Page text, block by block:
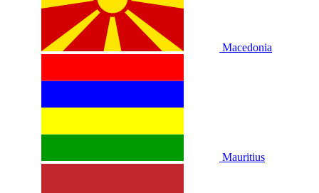
Macedonia
Mauritius